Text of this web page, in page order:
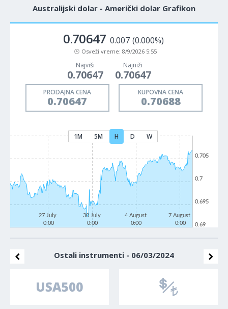
Australijski dolar - Američki dolar Grafikon
0.70647 0.007 (0.000%)
Osveži vreme: 8/9/2026 5:55
Najviši
0.70647
Najniži
0.70647
PRODAJNA CENA
0.70647
KUPOVNA CENA
0.70688
1M 5M H D W
27 July
0:00
30 July
0:00
4 August
0:00
7 August
0:00
0.69
0.695
0.7
0.705
Ostali instrumenti - 06/03/2024